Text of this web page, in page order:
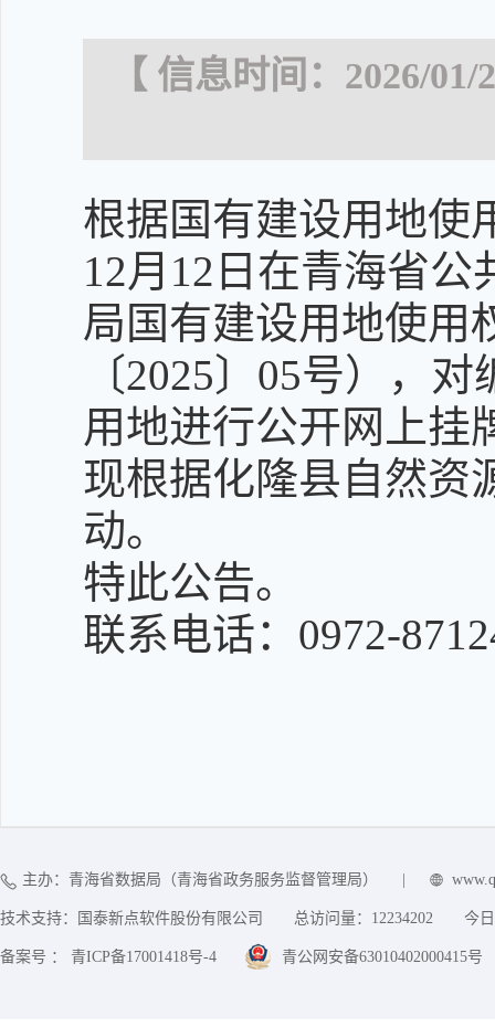
【 信息时间：2026/
根据国有建设用地使
12月12日在青海省
局国有建设用地使用
〔2025〕05号），
用地进行公开网上挂
现根据化隆县自然资
动。
特此公告。
联系电话：0972-
主办：青海省数据局（青海省政务服务监督管理局）
技术支持：国泰新点软件股份有限公司 总访问量： 12234202 今
备案号 ： 青ICP备17001418号-4 青公网安备63010402000415号